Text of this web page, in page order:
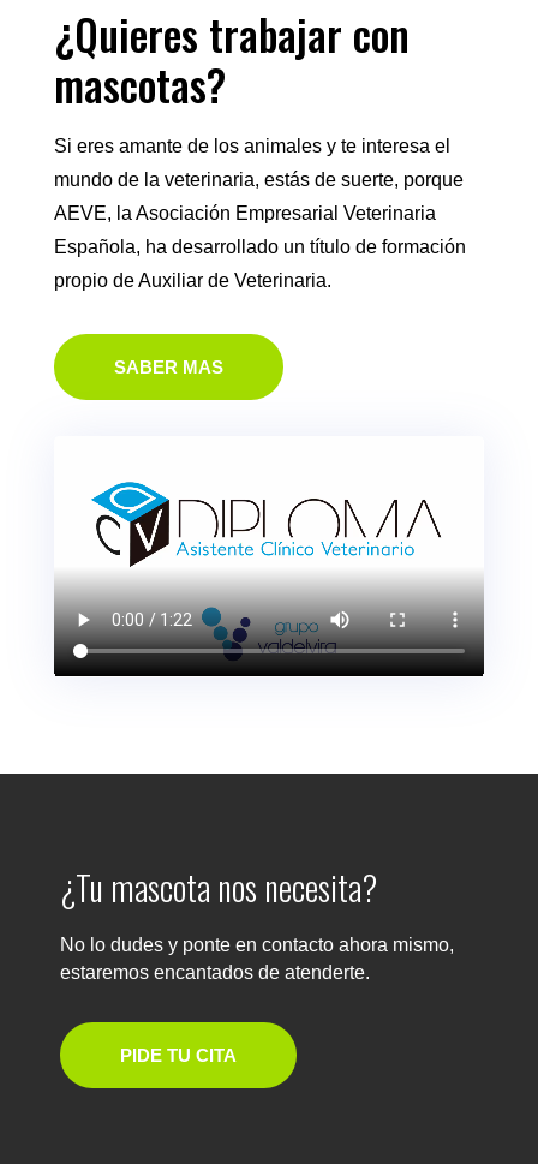
¿Quieres trabajar con
mascotas?
Si eres amante de los animales y te interesa el
mundo de la veterinaria, estás de suerte, porque
AEVE, la Asociación Empresarial Veterinaria
Española, ha desarrollado un título de formación
propio de Auxiliar de Veterinaria.
SABER MAS
¿Tu mascota nos necesita?
No lo dudes y ponte en contacto ahora mismo,
estaremos encantados de atenderte.
PIDE TU CITA